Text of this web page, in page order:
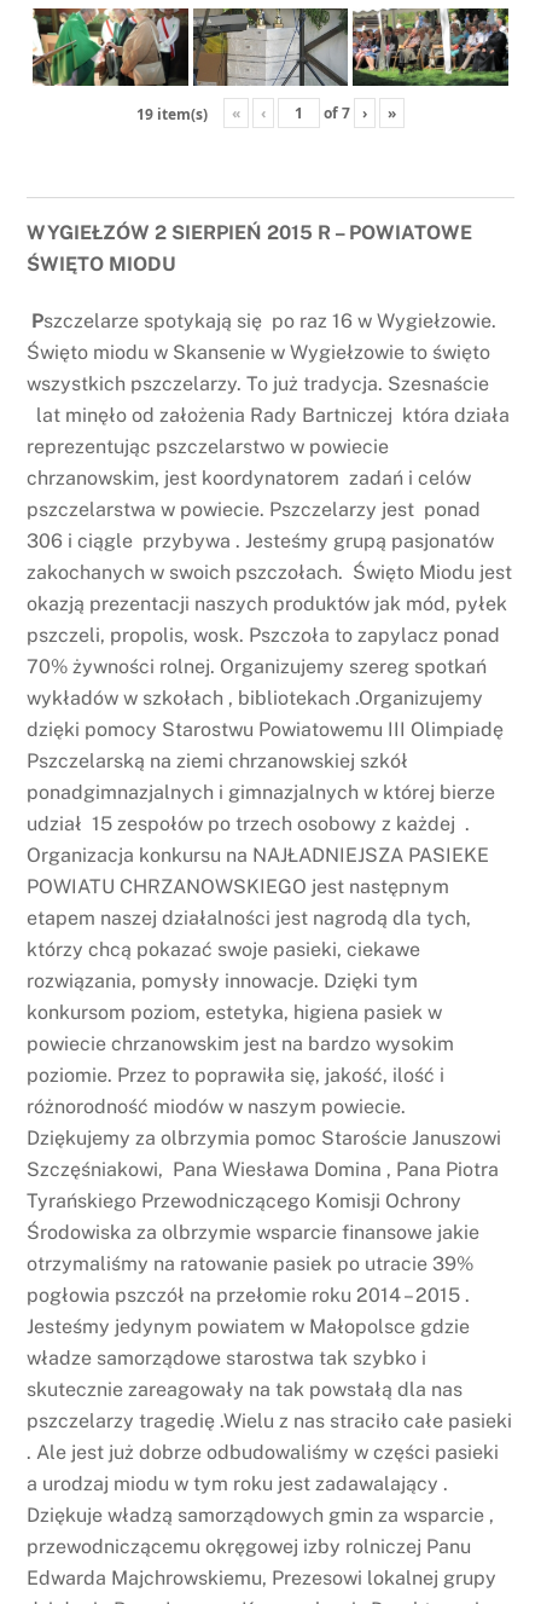
19 item(s) « ‹ of7 › »
WYGIEŁZÓW 2 SIERPIEŃ 2015 R – POWIATOWE
ŚWIĘTO MIODU
Pszczelarze spotykają się po raz 16 w Wygiełzowie.
Święto miodu w Skansenie w Wygiełzowie to święto
wszystkich pszczelarzy. To już tradycja. Szesnaście
lat minęło od założenia Rady Bartniczej która działa
reprezentując pszczelarstwo w powiecie
chrzanowskim, jest koordynatorem zadań i celów
pszczelarstwa w powiecie. Pszczelarzy jest ponad
306 i ciągle przybywa . Jesteśmy grupą pasjonatów
zakochanych w swoich pszczołach. Święto Miodu jest
okazją prezentacji naszych produktów jak mód, pyłek
pszczeli, propolis, wosk. Pszczoła to zapylacz ponad
70% żywności rolnej. Organizujemy szereg spotkań
wykładów w szkołach , bibliotekach .Organizujemy
dzięki pomocy Starostwu Powiatowemu III Olimpiadę
Pszczelarską na ziemi chrzanowskiej szkół
ponadgimnazjalnych i gimnazjalnych w której bierze
udział 15 zespołów po trzech osobowy z każdej .
Organizacja konkursu na NAJŁADNIEJSZA PASIEKE
POWIATU CHRZANOWSKIEGO jest następnym
etapem naszej działalności jest nagrodą dla tych,
którzy chcą pokazać swoje pasieki, ciekawe
rozwiązania, pomysły innowacje. Dzięki tym
konkursom poziom, estetyka, higiena pasiek w
powiecie chrzanowskim jest na bardzo wysokim
poziomie. Przez to poprawiła się, jakość, ilość i
różnorodność miodów w naszym powiecie.
Dziękujemy za olbrzymia pomoc Staroście Januszowi
Szczęśniakowi, Pana Wiesława Domina , Pana Piotra
Tyrańskiego Przewodniczącego Komisji Ochrony
Środowiska za olbrzymie wsparcie finansowe jakie
otrzymaliśmy na ratowanie pasiek po utracie 39%
pogłowia pszczół na przełomie roku 2014 – 2015 .
Jesteśmy jedynym powiatem w Małopolsce gdzie
władze samorządowe starostwa tak szybko i
skutecznie zareagowały na tak powstałą dla nas
pszczelarzy tragedię .Wielu z nas straciło całe pasieki
. Ale jest już dobrze odbudowaliśmy w części pasieki
a urodzaj miodu w tym roku jest zadawalający .
Dziękuje władzą samorządowych gmin za wsparcie ,
przewodniczącemu okręgowej izby rolniczej Panu
Edwarda Majchrowskiemu, Prezesowi lokalnej grupy